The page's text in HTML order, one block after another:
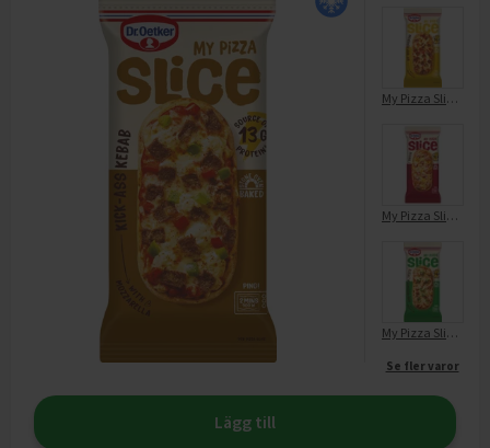
My Pizza Slice Beef Pepperoni
My Pizza Slice Ham & Cheese
My Pizza Slice Mozzarella Pesto
Se fler varor
Lägg till